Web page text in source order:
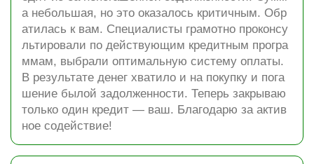
а небольшая, но это оказалось критичным. Обр
атилась к вам. Специалисты грамотно проконсу
льтировали по действующим кредитным програ
ммам, выбрали оптимальную систему оплаты.
В результате денег хватило и на покупку и пога
шение былой задолженности. Теперь закрываю
только один кредит — ваш. Благодарю за актив
ное содействие!